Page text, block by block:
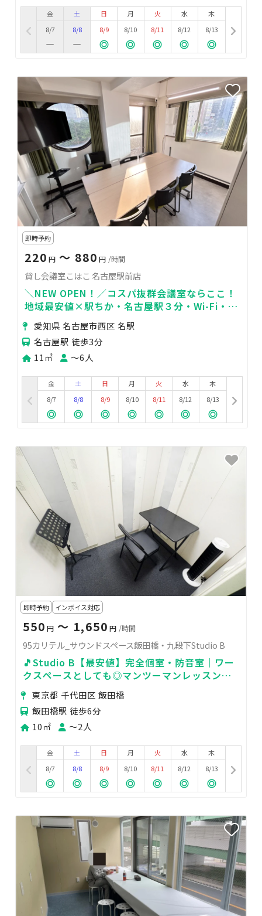
金
8/7
土
8/8
日
8/9
月
8/10
火
8/11
水
8/12
木
8/13
即時予約
220 円〜 880 円 /時間
貸し会議室こはこ 名古屋駅前店
＼NEW OPEN！／コスパ抜群会議室ならここ！
地域最安値×駅ちか・名古屋駅３分・Wi-Fi・飲
食可・会議・テレワーク・オフ会
愛知県 名古屋市西区 名駅
名古屋駅 徒歩3分
11㎡
〜6人
金
8/7
土
8/8
日
8/9
月
8/10
火
8/11
水
8/12
木
8/13
即時予約 インボイス対応
550 円 〜 1,650 円 /時間
95カリテル_サウンドスペース飯田橋・九段下Studio B
🎵Studio B【最安値】完全個室・防音室｜ワー
クスペースとしても◎マンツーマンレッスン・
自主練習に最適な音楽スタジオ[95]
東京都 千代田区 飯田橋
飯田橋駅 徒歩6分
10㎡
〜2人
金
8/7
土
8/8
日
8/9
月
8/10
火
8/11
水
8/12
木
8/13